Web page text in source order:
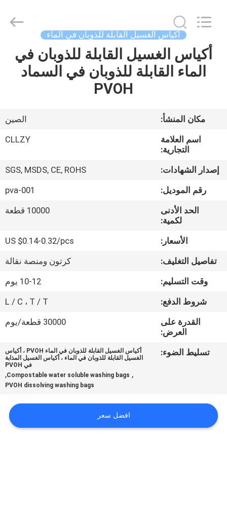
المنزل
حولنا
في
المصنع
مراقبة
الجودة
أخبار
اطلب
اقتباس
خريطة
PRIVACY
POLICY
Macromolecule
Materials
Reserved.
أكياس الغسيل القابلة للذوبان في الماء
أكياس الغسيل القابلة للذوبان في
الماء القابلة للذوبان في السماد
PVOH
مكان المنشأ:
الصين
اسم العلامة
التجارية:
CLLZY
إصدار الشهادات:
SGS, MSDS, CE, ROHS
رقم الموديل:
pva-001
الحد الأدنى
لكمية:
10000 قطعة
الأسعار:
US $0.14-0.32/pcs
تفاصيل التغليف:
كرتون ومنصة نقالة
وقت التسليم:
10-12 يوم
شروط الدفع:
L / C ، T / T
القدرة على
العرض:
30000 قطعة/يوم
تسليط الضوء:
أكياس الغسيل القابلة للذوبان في الماء PVOH ، أكياس
الغسيل القابلة للذوبان في الماء ، أكياس الغسيل المذابة
في PVOH
,
Compostable water soluble washing bags
,
PVOH dissolving washing bags
افضل سعر